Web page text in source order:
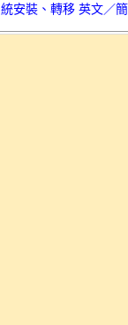
安裝、轉移 英文／